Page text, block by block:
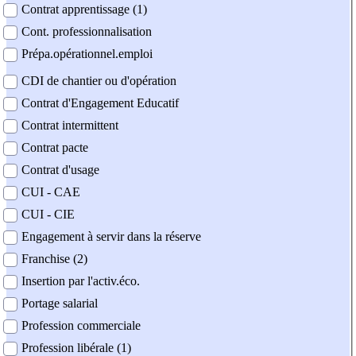
Contrat apprentissage (1)
Cont. professionnalisation
Prépa.opérationnel.emploi
CDI de chantier ou d'opération
Contrat d'Engagement Educatif
Contrat intermittent
Contrat pacte
Contrat d'usage
CUI - CAE
CUI - CIE
Engagement à servir dans la réserve
Franchise (2)
Insertion par l'activ.éco.
Portage salarial
Profession commerciale
Profession libérale (1)